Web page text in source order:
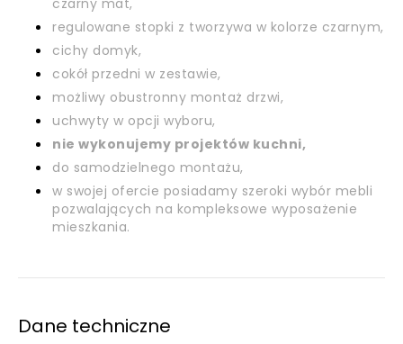
czarny mat,
regulowane stopki z tworzywa w kolorze czarnym,
cichy domyk,
cokół przedni w zestawie,
możliwy obustronny montaż drzwi,
uchwyty w opcji wyboru,
nie wykonujemy projektów kuchni,
do samodzielnego montażu,
w swojej ofercie posiadamy szeroki wybór mebli
pozwalających na kompleksowe wyposażenie
mieszkania.
Dane techniczne